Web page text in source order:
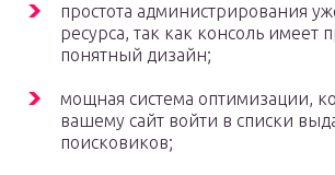
простота администрирования
ресурса, так как консоль имеет
понятный дизайн;
мощная система оптимизации,
вашему сайт войти в списки
поисковиков;